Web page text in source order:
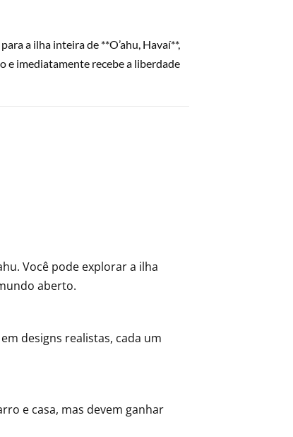
a ilha inteira de **O’ahu, Havaí**,
e imediatamente recebe a liberdade
Você pode explorar a ilha
aberto.
designs realistas, cada um
e casa, mas devem ganhar